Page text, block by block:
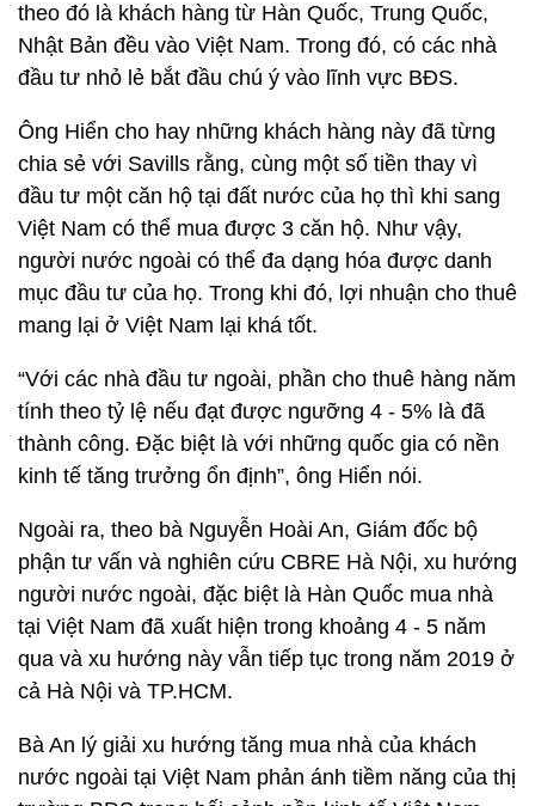
theo đó là khách hàng từ Hàn Quốc, Trung Quốc,
Nhật Bản đều vào Việt Nam. Trong đó, có các nhà
đầu tư nhỏ lẻ bắt đầu chú ý vào lĩnh vực BĐS.
Ông Hiển cho hay những khách hàng này đã từng
chia sẻ với Savills rằng, cùng một số tiền thay vì
đầu tư một căn hộ tại đất nước của họ thì khi sang
Việt Nam có thể mua được 3 căn hộ. Như vậy,
người nước ngoài có thể đa dạng hóa được danh
mục đầu tư của họ. Trong khi đó, lợi nhuận cho thuê
mang lại ở Việt Nam lại khá tốt.
“Với các nhà đầu tư ngoài, phần cho thuê hàng năm
tính theo tỷ lệ nếu đạt được ngưỡng 4 - 5% là đã
thành công. Đặc biệt là với những quốc gia có nền
kinh tế tăng trưởng ổn định”, ông Hiển nói.
Ngoài ra, theo bà Nguyễn Hoài An, Giám đốc bộ
phận tư vấn và nghiên cứu CBRE Hà Nội, xu hướng
người nước ngoài, đặc biệt là Hàn Quốc mua nhà
tại Việt Nam đã xuất hiện trong khoảng 4 - 5 năm
qua và xu hướng này vẫn tiếp tục trong năm 2019 ở
cả Hà Nội và TP.HCM.
Bà An lý giải xu hướng tăng mua nhà của khách
nước ngoài tại Việt Nam phản ánh tiềm năng của thị